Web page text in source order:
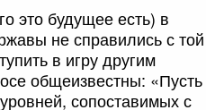
это будущее есть) в
не справились с той
в игру другим
общеизвестны: «Пусть
сопоставимых с